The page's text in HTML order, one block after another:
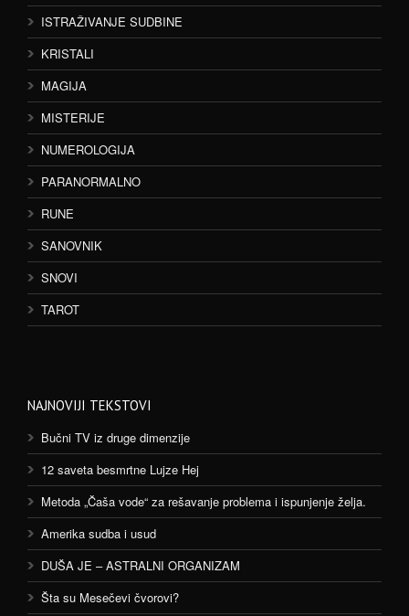
ISTRAŽIVANJE SUDBINE
KRISTALI
MAGIJA
MISTERIJE
NUMEROLOGIJA
PARANORMALNO
RUNE
SANOVNIK
SNOVI
TAROT
NAJNOVIJI TEKSTOVI
Bučni TV iz druge dimenzije
12 saveta besmrtne Lujze Hej
Metoda „Čaša vode“ za rešavanje problema i ispunjenje želja.
Amerika sudba i usud
DUŠA JE – ASTRALNI ORGANIZAM
Šta su Mesečevi čvorovi?